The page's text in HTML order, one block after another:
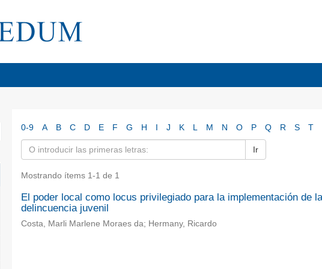
0-9 A B C D E F G H I J K L M N O P Q R S T
Ir
Mostrando ítems 1-1 de 1
El poder local como locus privilegiado para la implementación de
delincuencia juvenil
Costa, Marli Marlene Moraes da; Hermany, Ricardo